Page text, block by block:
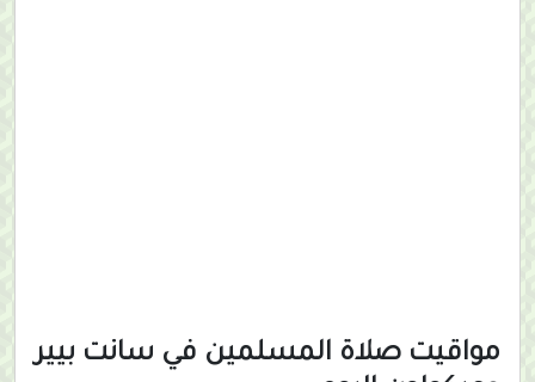
مواقيت صلاة المسلمين في سانت بيير